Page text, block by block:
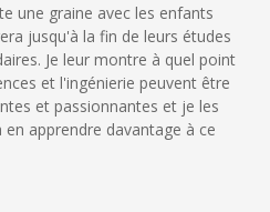
une graine avec les enfants
jusqu'à la fin de leurs études
Je leur montre à quel point
et l'ingénierie peuvent être
et passionnantes et je les
en apprendre davantage à ce